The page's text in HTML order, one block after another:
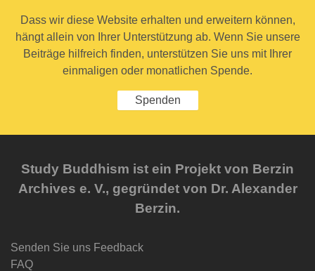
Dass wir diese Website erhalten und erweitern können,
hängt allein von Ihrer Unterstützung ab. Wenn Sie unsere
Beiträge hilfreich finden, unterstützen Sie uns mit Ihrer
einmaligen oder monatlichen Spende.
Spenden
Study Buddhism ist ein Projekt von Berzin
Archives e. V., gegründet von Dr. Alexander
Berzin.
Senden Sie uns Feedback
FAQ